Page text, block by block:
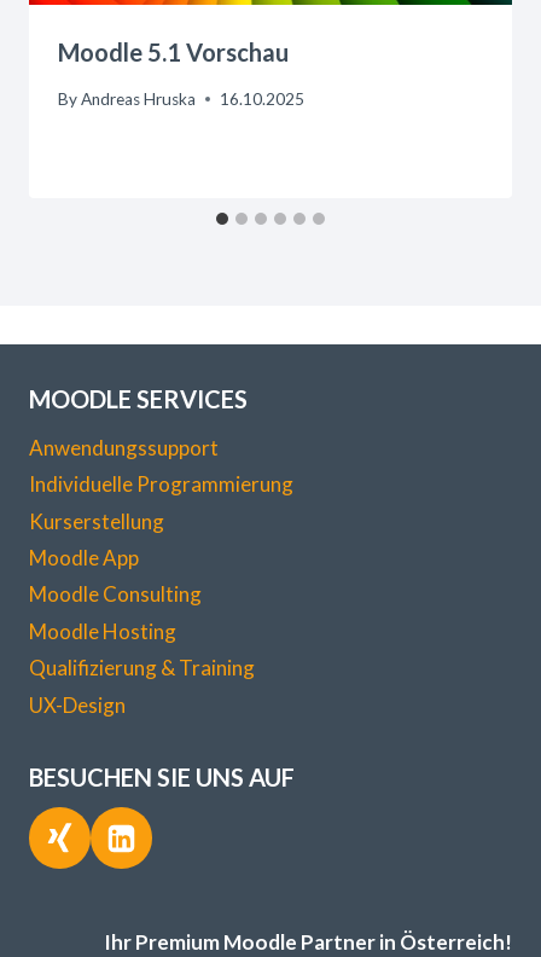
Moodle 5.1 Vorschau
ByAndreas Hruska 16.10.2025
MOODLE SERVICES
Anwendungssupport
Individuelle Programmierung
Kurserstellung
Moodle App
Moodle Consulting
Moodle Hosting
Qualifizierung & Training
UX-Design
BESUCHEN SIE UNS AUF
Ihr Premium Moodle Partner in Österreich!